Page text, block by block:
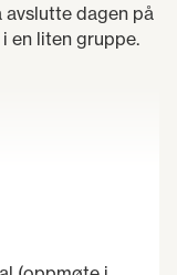
avslutte dagen på
en liten gruppe.